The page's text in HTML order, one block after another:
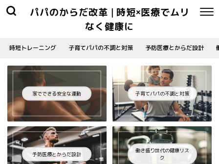
パパのからだ改革 | 時短×医療でムリ
なく健康に
時短トレーニング 子育てパパの不調と対策 予防医療とからだ設計
家でできる安全な運動 子育てパパの不調と対策
予防医療とからだ設計
働き盛り世代の健康リス
ク